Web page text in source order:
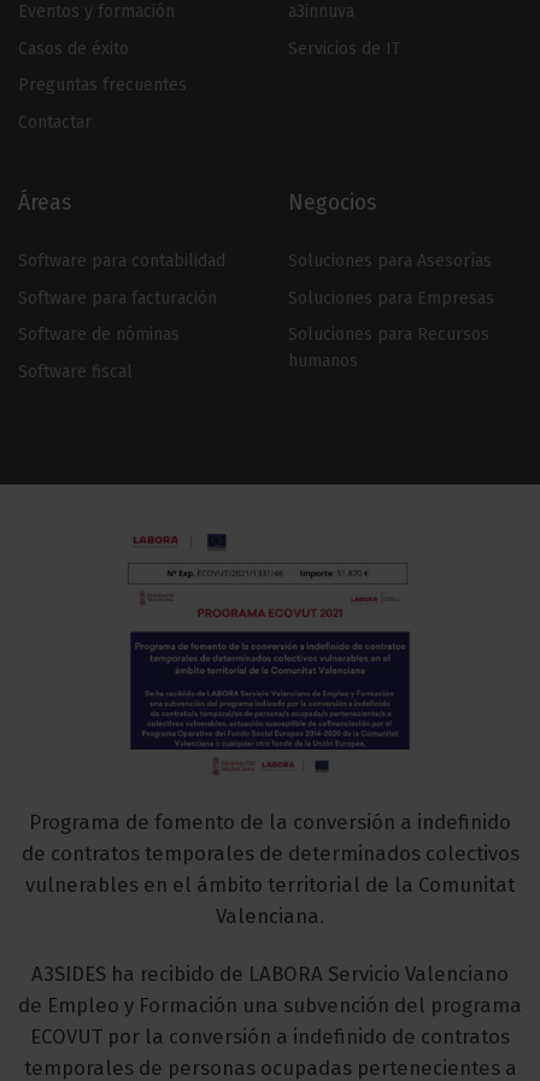
Eventos y formación
Casos de éxito
Preguntas frecuentes
Contactar
a3innuva
Servicios de IT
Áreas
Software para contabilidad
Software para facturación
Software de nóminas
Software fiscal
Negocios
Soluciones para Asesorías
Soluciones para Empresas
Soluciones para Recursos
humanos
Programa de fomento de la conversión a indefinido
de contratos temporales de determinados colectivos
vulnerables en el ámbito territorial de la Comunitat
Valenciana.
A3SIDES ha recibido de LABORA Servicio Valenciano
de Empleo y Formación una subvención del programa
ECOVUT por la conversión a indefinido de contratos
temporales de personas ocupadas pertenecientes a